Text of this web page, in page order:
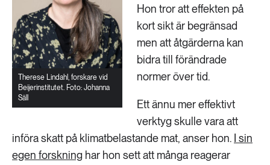
Therese Lindahl, forskare vid
Beijerinstitutet. Foto: Johanna
Säll
Hon tror att effekten på
kort sikt är begränsad
men att åtgärderna kan
bidra till förändrade
normer över tid.
Ett ännu mer effektivt
verktyg skulle vara att
införa skatt på klimatbelastande mat, anser hon. I sin
egen forskning har hon sett att många reagerar